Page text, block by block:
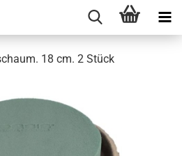
18 cm. 2 Stück